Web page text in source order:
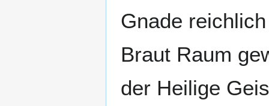
Gnade
Braut Raum
der Heilige